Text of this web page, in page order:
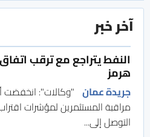
آخر خبر
النفط يتراجع مع ترقب
هرمز
جريدة عمان "وكالات": انخفضت
مراقبة المستثمرين لمؤشرات
التوصل إلى...